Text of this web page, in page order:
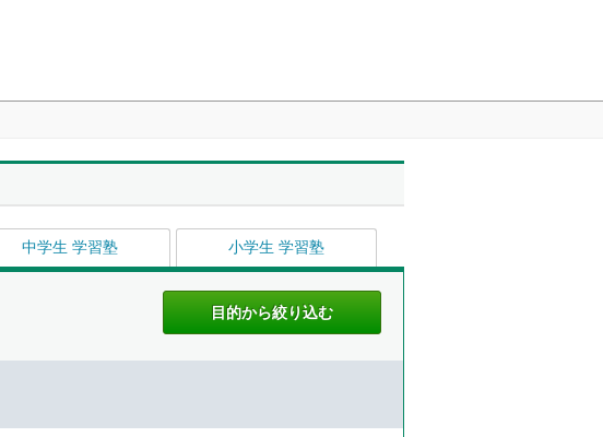
中学生 学習塾 小学生 学習塾